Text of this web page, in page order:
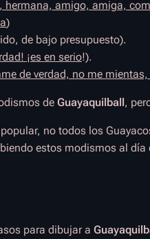
hermana, amigo, amiga,
)
de bajo presupuesto).
¡es en serio!).
de verdad, no me
de Guayaquilball,
no todos los
estos modismos al día
para dibujar a